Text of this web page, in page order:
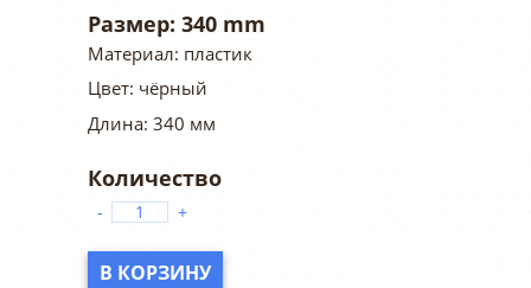
Размер: 340 mm
Материал: пластик
Цвет: чёрный
Длина: 340 мм
- +
В КОРЗИНУ